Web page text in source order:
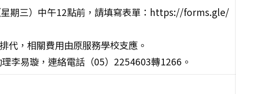
期三）中午12點前，請填寫表單：https://forms.gle/
代，相關費用由原服務學校支應。
李易璇，連絡電話（05）2254603轉1266。